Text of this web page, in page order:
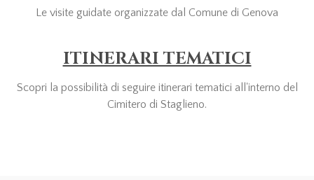
Le visite guidate organizzate dal Comune di Genova
ITINERARI TEMATICI
Scopri la possibilità di seguire itinerari tematici all'interno del
Cimitero di Staglieno.